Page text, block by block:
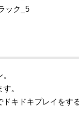
。
キドキプレイをす